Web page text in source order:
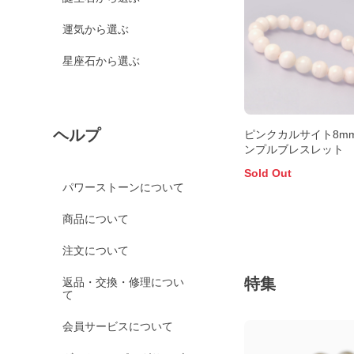
運気から選ぶ
星座石から選ぶ
ヘルプ
パワーストーンについて
商品について
注文について
返品・交換・修理につい
て
会員サービスについて
ピンクカルサイト
ンプルブレスレット
Sold Out
特集